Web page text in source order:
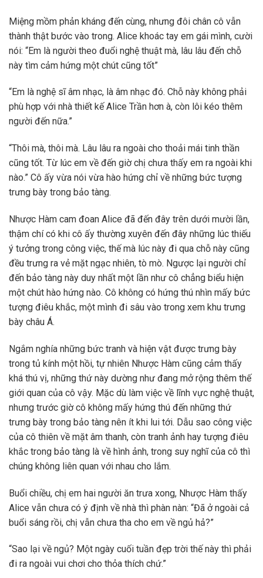
Miệng mồm phản kháng đến cùng, nhưng đôi chân cô vẫn
thành thật bước vào trong. Alice khoác tay em gái mình, cười
nói: “Em là người theo đuổi nghệ thuật mà, lâu lâu đến chỗ
này tìm cảm hứng một chút cũng tốt”
“Em là nghệ sĩ âm nhạc, là âm nhạc đó. Chỗ này không phải
phù hợp với nhà thiết kế Alice Trần hơn à, còn lôi kéo thêm
người đến nữa.”
“Thôi mà, thôi mà. Lâu lâu ra ngoài cho thoải mái tinh thần
cũng tốt. Từ lúc em về đến giờ chị chưa thấy em ra ngoài khi
nào.” Cô ấy vừa nói vừa hào hứng chỉ về những bức tượng
trưng bày trong bảo tàng.
Nhược Hàm cam đoan Alice đã đến đây trên dưới mười lần,
thậm chí có khi cô ấy thường xuyên đến đây những lúc thiếu
ý tưởng trong công việc, thế mà lúc này đi qua chỗ này cũng
đều trưng ra vẻ mặt ngạc nhiên, tò mò. Ngược lại người chỉ
đến bảo tàng này duy nhất một lần như cô chẳng biểu hiện
một chút hào hứng nào. Cô không có hứng thú nhìn mấy bức
tượng điêu khắc, một mình đi sâu vào trong xem khu trưng
bày châu Á.
Ngắm nghía những bức tranh và hiện vật được trưng bày
trong tủ kính một hồi, tự nhiên Nhược Hàm cũng cảm thấy
khá thú vị, những thứ này dường như đang mở rộng thêm thế
giới quan của cô vậy. Mặc dù làm việc về lĩnh vực nghệ thuật,
nhưng trước giờ cô không mấy hứng thú đến những thứ
trưng bày trong bảo tàng nên ít khi lui tới. Dẫu sao công việc
của cô thiên về mặt âm thanh, còn tranh ảnh hay tượng điêu
khắc trong bảo tàng là về hình ảnh, trong suy nghĩ của cô thì
chúng không liên quan với nhau cho lắm.
Buổi chiều, chị em hai người ăn trưa xong, Nhược Hàm thấy
Alice vẫn chưa có ý định về nhà thì phàn nàn: “Đã ở ngoài cả
buổi sáng rồi, chị vẫn chưa tha cho em về ngủ hả?”
“Sao lại về ngủ? Một ngày cuối tuần đẹp trời thế này thì phải
đi ra ngoài vui chơi cho thỏa thích chứ.”